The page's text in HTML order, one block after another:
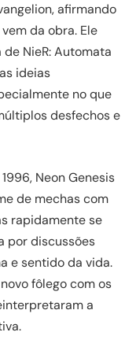
afirmando
da obra. Ele
NieR: Automata
ideias
no que
desfechos e
Neon Genesis
de mechas com
rapidamente se
por discussões
e sentido da vida.
fôlego com os
a